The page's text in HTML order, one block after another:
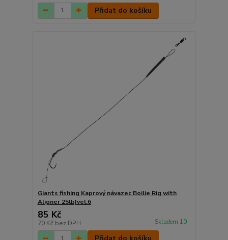
Přidat do košíku
Giants fishing Kaprový návazec Boilie Rig with
Aligner 25lb|vel.6
85 Kč
70 Kč bez DPH Skladem 10